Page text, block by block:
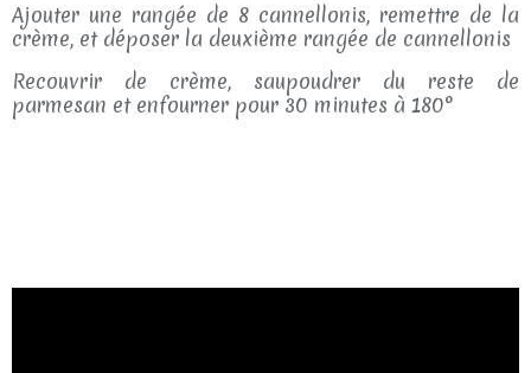
Ajouter une rangée de 8 cannellonis, remettre de la
crème, et déposer la deuxième rangée de cannellonis
Recouvrir de crème, saupoudrer du reste de
parmesan et enfourner pour 30 minutes à 180°